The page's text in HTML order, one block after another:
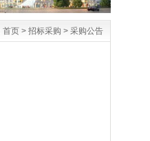
首页 > 招标采购 > 采购公告